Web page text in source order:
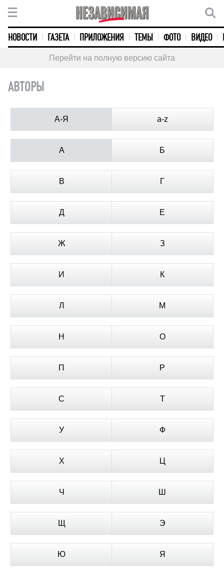
НОВОСТИ ГАЗЕТА ПРИЛОЖЕНИЯ ТЕМЫ ФОТО ВИДЕО
Перейти на полную версию сайта
АВТОРЫ
А-Я a-z
А Б
В Г
Д Е
Ж З
И К
Л М
Н О
П Р
С Т
У Ф
Х Ц
Ч Ш
Щ Э
Ю Я